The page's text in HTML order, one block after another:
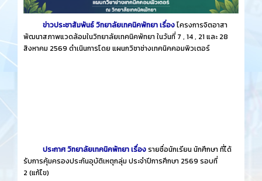
ข่าวประชาสัมพันธ์ วิทยาลัยเทคนิคพัทยา เรื่องโครงการจิตอาสา
พัฒนาสภาพแวดล้อมในวิทยาลัยเทคนิคพัทยา ในวันที่ 7 , 14 , 21 และ 28
สิงหาคม 2569 ดำเนินการโดย แผนกวิชาช่างเทคนิคคอมพิวเตอร์
ประกาศ วิทยาลัยเทคนิคพัทยา เรื่องรายชื่อนักเรียน นักศึกษา ที่ได้
รับการคุ้มครองประกันอุบัติเหตุกลุ่ม ประจำปีการศึกษา 2569 รอบที่
2 (แก้ไข)